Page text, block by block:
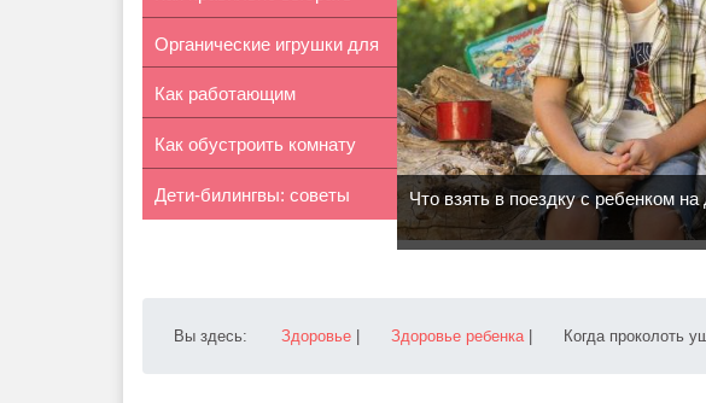
школьный ...
Органические игрушки для
детей
Как работающим
родителям уделят...
Как обустроить комнату
для ново...
Дети-билингвы: советы Что взять в поездку с ребенком на
Вы здесь: Здоровье Здоровье ребенка Когда проколоть